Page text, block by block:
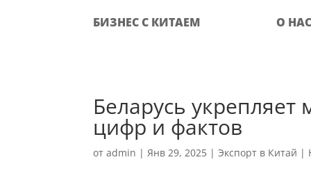
БИЗНЕС С КИТАЕМ О НАС
Беларусь
цифр и фактов
отadmin |Янв 29, 2025 |Экспорт в Китай |